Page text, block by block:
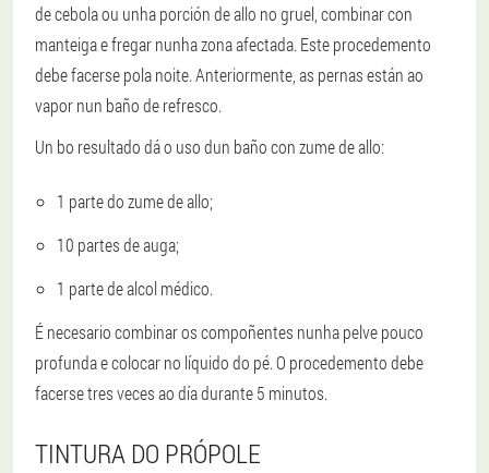
de cebola ou unha porción de allo no gruel, combinar con
manteiga e fregar nunha zona afectada. Este procedemento
debe facerse pola noite. Anteriormente, as pernas están ao
vapor nun baño de refresco.
Un bo resultado dá o uso dun baño con zume de allo:
1 parte do zume de allo;
10 partes de auga;
1 parte de alcol médico.
É necesario combinar os compoñentes nunha pelve pouco
profunda e colocar no líquido do pé. O procedemento debe
facerse tres veces ao día durante 5 minutos.
TINTURA DO PRÓPOLE